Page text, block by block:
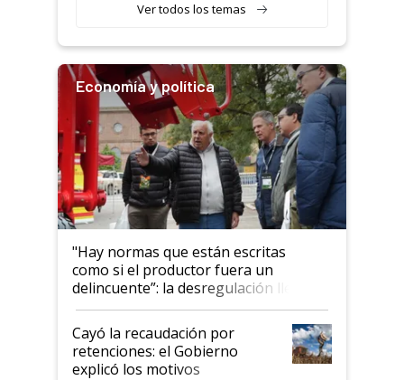
Ver todos los temas
Economía y política
"Hay normas que están escritas
como si el productor fuera un
delincuente”: la desregulación llegó
al Congreso Aapresid y hasta se
habló del financiamiento al IPCVA
Cayó la recaudación por
retenciones: el Gobierno
explicó los motivos